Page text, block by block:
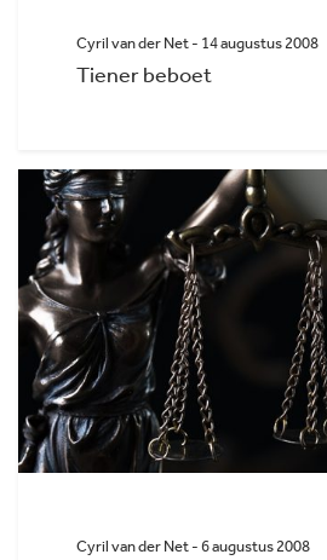
Cyril van der Net - 14 augustus 2008
Tiener beboet
Cyril van der Net - 6 augustus 2008